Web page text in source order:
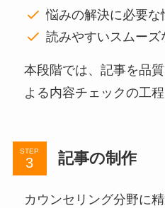
悩みの解決に必要な
読みやすいスムーズ
本段階では、記事を品
よる内容チェックの工
STEP 記事の制作
カウンセリング分野に